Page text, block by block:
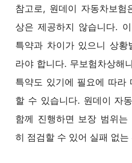
참고로, 원데이 자동차보험
상은 제공하지 않습니다.
특약과 차이가 있으니 상
라야 합니다. 무보험차상해
특약도 있기에 필요에 따라
할 수 있습니다. 원데이 자
함께 진행하면 보장 범위
히 점검할 수 있어 실패 없는